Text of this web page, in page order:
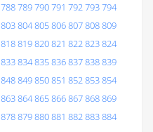
788789790791 792793794
803804805806807808809
818819820821 822823824
833834835836837838839
848849850851 852853854
863864865866867868869
878879880881 882883884